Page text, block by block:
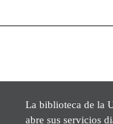
La biblioteca de la
abre sus servicios